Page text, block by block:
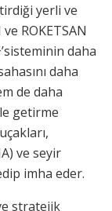
yerli ve
ROKETSAN
daha
daha
de daha
getirme
ve seyir
imha eder.
stratejik